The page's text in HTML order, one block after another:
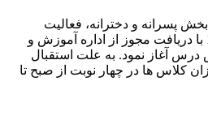
پسرانه و دخترانه، فعالیت
آموزشی خود را از سال 1365 با دریافت مجوز از اداره آموزش و
تبریز و با 10 کلاس درس آغاز نمود. به علت استقبال
کلاس ها در چهار نوبت از صبح تا